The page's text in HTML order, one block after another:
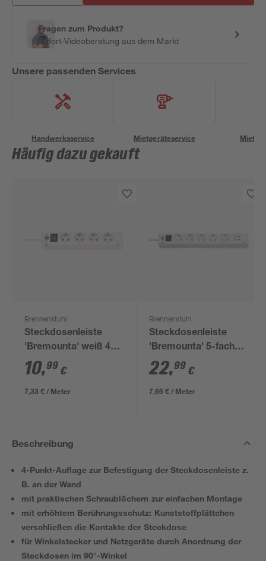
Fragen zum Produkt?
Sofort-Videoberatung aus dem Markt
Unsere passenden Services
Handwerksservice Mietgeräteservice
Häufig dazu gekauft
Brennenstuhl
Steckdosenleiste
'Bremounta' weiß 4-
fach
10,99 €
7,33 € / Meter
Brennenstuhl
Steckdosenleiste
'Bremounta' 5-fach
mit USB-Ladefunktion
46 cm
22,99 €
7,66 € / Meter
Beschreibung
4-Punkt-Auflage zur Befestigung der Steckdosenleiste z.
B. an der Wand
mit praktischen Schraublöchern zur einfachen Montage
mit erhöhtem Berührungsschutz: Kunststoffplättchen
verschließen die Kontakte der Steckdose
für Winkelstecker und Netzgeräte durch Anordnung der
Steckdosen im 90°-Winkel